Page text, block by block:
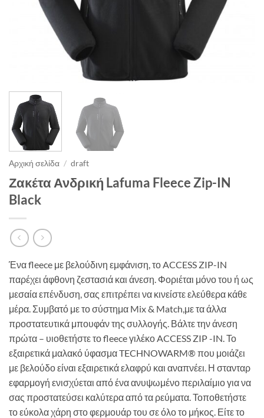
Αρχική σελίδα / draft
Ζακέτα Ανδρική Lafuma Fleece Zip-IN
Black
Ένα fleece με βελούδινη εμφάνιση, το ACCESS ZIP-IN
παρέχει άφθονη ζεστασιά και άνεση. Φοριέται μόνο του ή ως
μεσαία επένδυση, σας επιτρέπει να κινείστε ελεύθερα κάθε
μέρα. Συμβατό με το σύστημα Mix & Match,με τα άλλα
προστατευτικά μπουφάν της συλλογής. Βάλτε την άνεση
πρώτα – υιοθετήστε το fleece γιλέκο ACCESS ZIP -IN. Το
εξαιρετικά μαλακό ύφασμα TECHNOWARM® που μοιάζει
με βελούδο είναι εξαιρετικά ελαφρύ και αναπνέει. Η στανταρ
εφαρμογή ενισχύεται από ένα ανυψωμένο περιλαίμιο για να
σας προστατεύσει καλύτερα από τα ρεύματα. Τοποθετήστε
το εύκολα χάρη στο φερμουάρ του σε όλο το μήκος. Είτε το